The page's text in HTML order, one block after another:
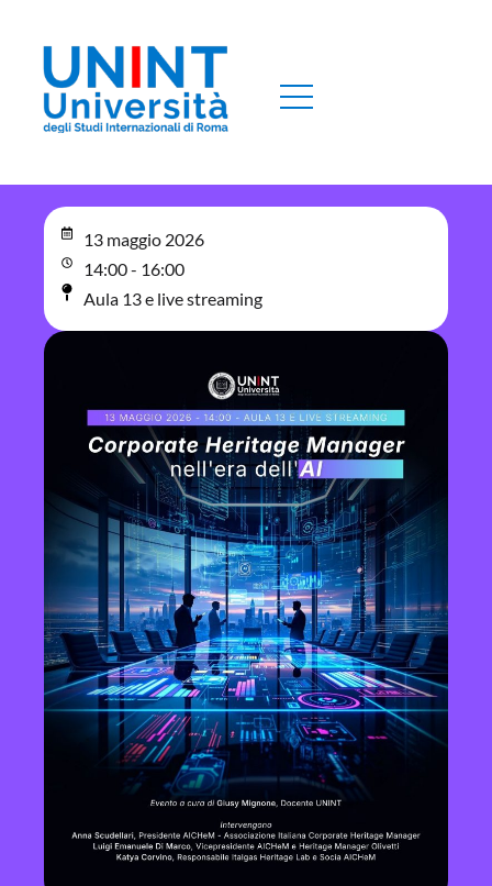
13 maggio 2026
14:00 - 16:00
Aula 13 e live streaming